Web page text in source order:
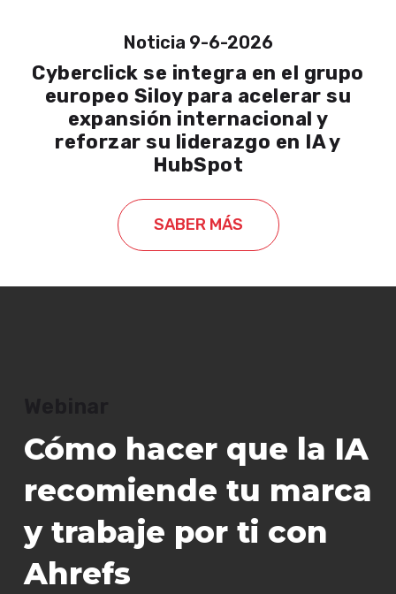
Noticia 9-6-2026
Cyberclick se integra en el grupo
europeo Siloy para acelerar su
expansión internacional y
reforzar su liderazgo en IA y
HubSpot
SABER MÁS
Cómo hacer que la IA
recomiende tu marca
y trabaje por ti con
Ahrefs